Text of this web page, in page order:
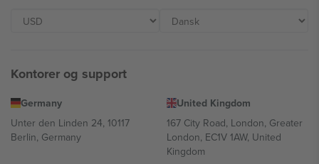
Kontorer og support
Germany
Unter den Linden 24, 10117
Berlin, Germany
United Kingdom
167 City Road, London, Greater
London, EC1V 1AW, United
Kingdom